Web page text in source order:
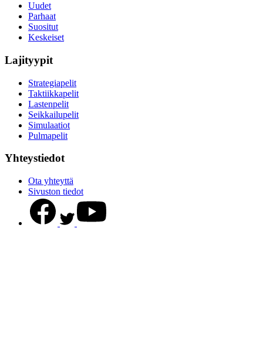
Uudet
Parhaat
Suositut
Keskeiset
Lajityypit
Strategiapelit
Taktiikkapelit
Lastenpelit
Seikkailupelit
Simulaatiot
Pulmapelit
Yhteystiedot
Ota yhteyttä
Sivuston tiedot